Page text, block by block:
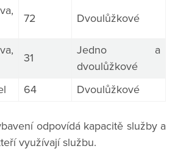
72 Dvoulůžkové
31
Jedno a
dvoulůžkové
64 Dvoulůžkové
odpovídá kapacitě služby a
využívají službu.